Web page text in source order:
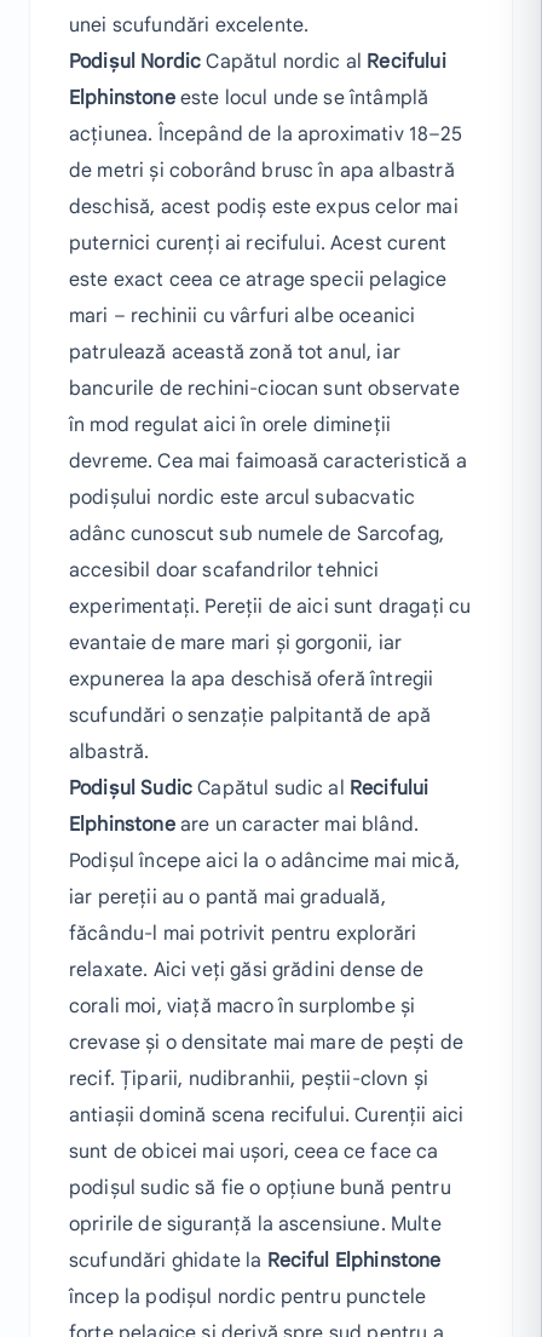
unei scufundări excelente.
Podișul Nordic Capătul nordic al Recifului
Elphinstoneeste locul unde se întâmplă
acțiunea. Începând de la aproximativ 18–25
de metri și coborând brusc în apa albastră
deschisă, acest podiș este expus celor mai
puternici curenți ai recifului. Acest curent
este exact ceea ce atrage specii pelagice
mari – rechinii cu vârfuri albe oceanici
patrulează această zonă tot anul, iar
bancurile de rechini-ciocan sunt observate
în mod regulat aici în orele dimineții
devreme. Cea mai faimoasă caracteristică a
podișului nordic este arcul subacvatic
adânc cunoscut sub numele de Sarcofag,
accesibil doar scafandrilor tehnici
experimentați. Pereții de aici sunt dragați cu
evantaie de mare mari și gorgonii, iar
expunerea la apa deschisă oferă întregii
scufundări o senzație palpitantă de apă
albastră.
Podișul Sudic Capătul sudic al Recifului
Elphinstoneare un caracter mai blând.
Podișul începe aici la o adâncime mai mică,
iar pereții au o pantă mai graduală,
făcându-l mai potrivit pentru explorări
relaxate. Aici veți găsi grădini dense de
corali moi, viață macro în surplombe și
crevase și o densitate mai mare de pești de
recif. Țiparii, nudibranhii, peștii-clovn și
antiașii domină scena recifului. Curenții aici
sunt de obicei mai ușori, ceea ce face ca
podișul sudic să fie o opțiune bună pentru
opririle de siguranță la ascensiune. Multe
scufundări ghidate la Reciful Elphinstone
încep la podișul nordic pentru punctele